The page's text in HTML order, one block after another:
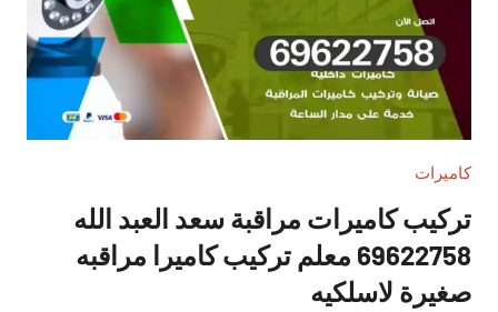
كاميرات
تركيب كاميرات مراقبة سعد العبد الله
69622758 معلم تركيب كاميرا مراقبه
صغيرة لاسلكيه